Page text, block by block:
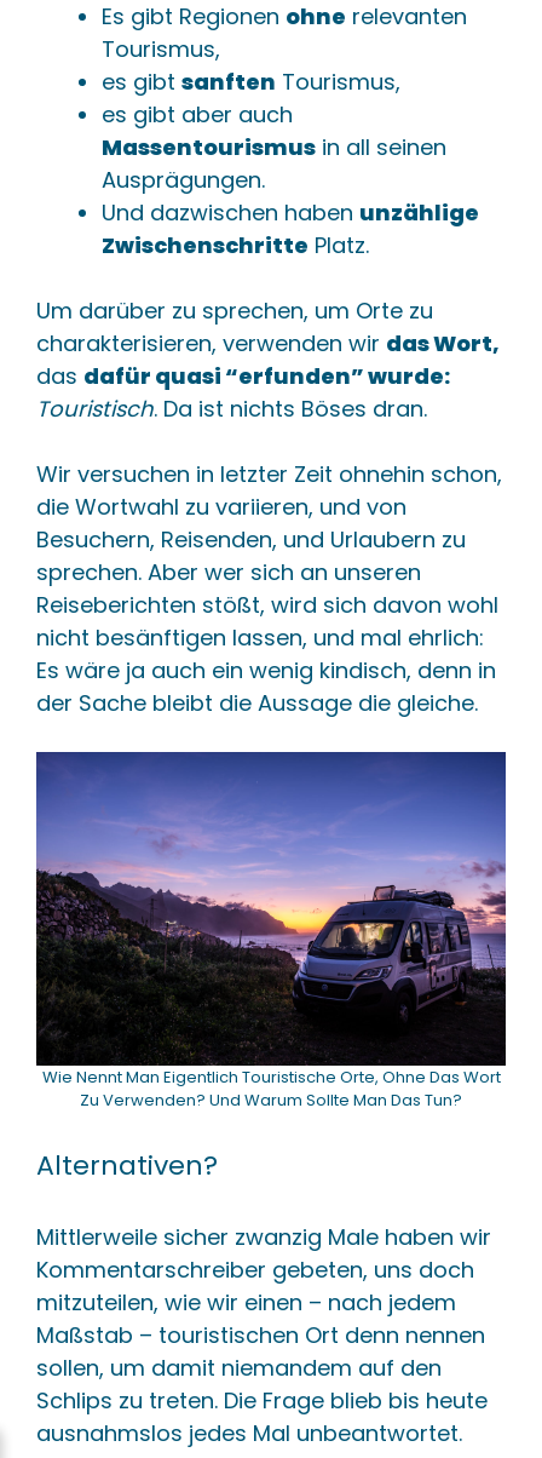
Es gibt Regionen ohne relevanten
Tourismus,
es gibt sanften Tourismus,
es gibt aber auch
Massentourismus in all seinen
Ausprägungen.
Und dazwischen haben unzählige
Zwischenschritte Platz.
Um darüber zu sprechen, um Orte zu
charakterisieren, verwenden wir das Wort,
das dafür quasi “erfunden” wurde:
Touristisch. Da ist nichts Böses dran.
Wir versuchen in letzter Zeit ohnehin schon,
die Wortwahl zu variieren, und von
Besuchern, Reisenden, und Urlaubern zu
sprechen. Aber wer sich an unseren
Reiseberichten stößt, wird sich davon wohl
nicht besänftigen lassen, und mal ehrlich:
Es wäre ja auch ein wenig kindisch, denn in
der Sache bleibt die Aussage die gleiche.
Wie Nennt Man Eigentlich Touristische Orte, Ohne Das Wort
Zu Verwenden? Und Warum Sollte Man Das Tun?
Alternativen?
Mittlerweile sicher zwanzig Male haben wir
Kommentarschreiber gebeten, uns doch
mitzuteilen, wie wir einen – nach jedem
Maßstab – touristischen Ort denn nennen
sollen, um damit niemandem auf den
Schlips zu treten. Die Frage blieb bis heute
ausnahmslos jedes Mal unbeantwortet.